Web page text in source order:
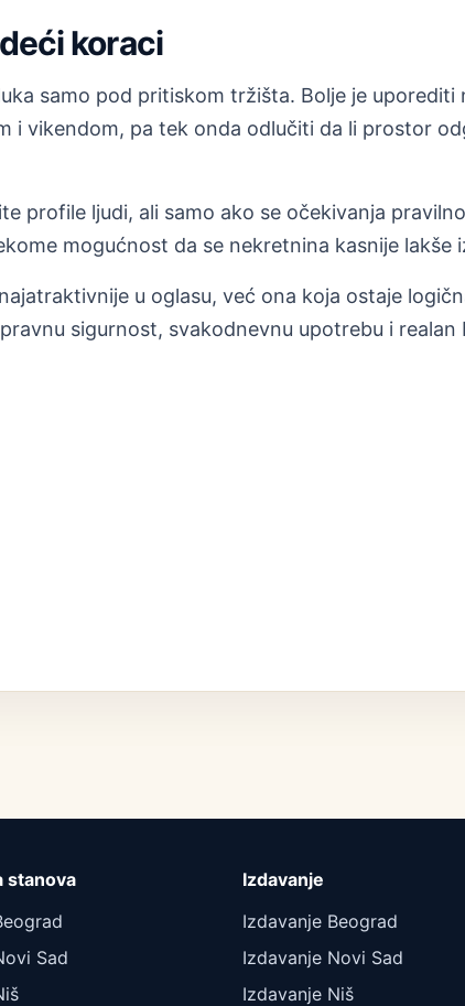
koraci
samo pod pritiskom tržišta. Bolje je
i vikendom, pa tek onda odlučiti da li prostor
profile ljudi, ali samo ako se očekivanja
mogućnost da se nekretnina kasnije lakše
u oglasu, već ona koja ostaje
sigurnost, svakodnevnu upotrebu i realan
stanova
Sad
Izdavanje
Izdavanje Beograd
Izdavanje Novi Sad
Izdavanje Niš